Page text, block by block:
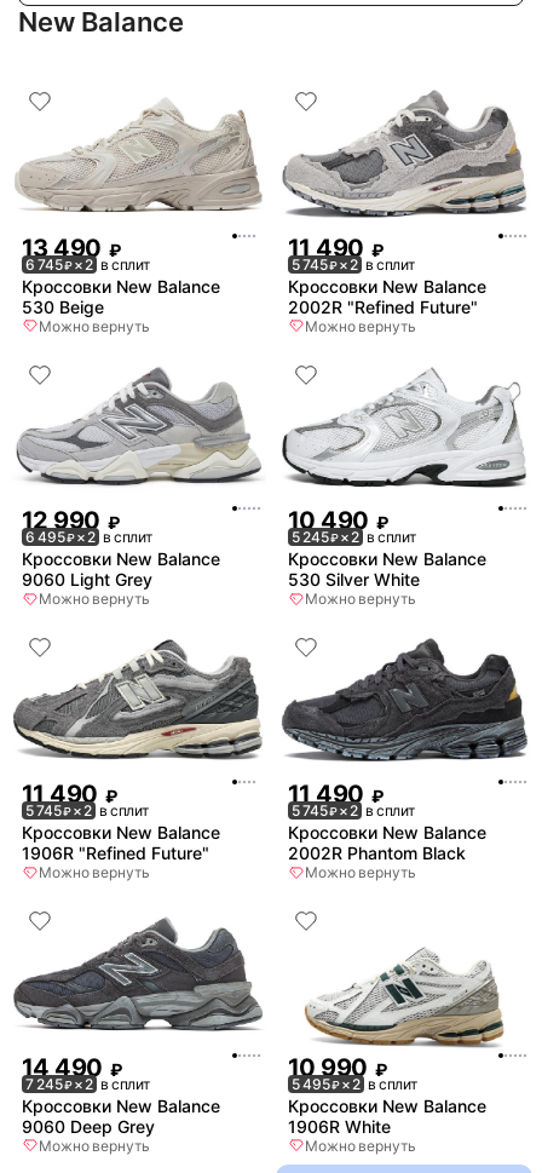
New Balance
13 490 ₽
6 745₽× 2 в сплит
Кроссовки New Balance
530 Beige
Можно вернуть
11 490 ₽
5 745₽× 2 в сплит
Кроссовки New Balance
2002R "Refined Future"
Можно вернуть
12 990 ₽
6 495₽× 2 в сплит
Кроссовки New Balance
9060 Light Grey
Можно вернуть
10 490 ₽
5 245₽× 2 в сплит
Кроссовки New Balance
530 Silver White
Можно вернуть
11 490 ₽
5 745₽× 2 в сплит
Кроссовки New Balance
1906R "Refined Future"
Можно вернуть
11 490 ₽
5 745₽× 2 в сплит
Кроссовки New Balance
2002R Phantom Black
Можно вернуть
14 490 ₽
7 245₽× 2 в сплит
Кроссовки New Balance
9060 Deep Grey
Можно вернуть
10 990 ₽
5 495₽× 2 в сплит
Кроссовки New Balance
1906R White
Можно вернуть